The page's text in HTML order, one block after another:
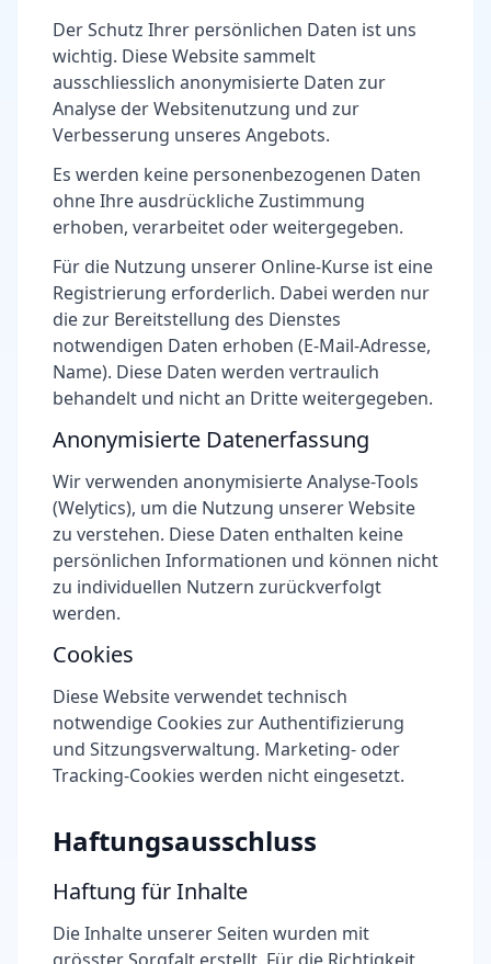
Der Schutz Ihrer persönlichen Daten ist uns
wichtig. Diese Website sammelt
ausschliesslich anonymisierte Daten zur
Analyse der Websitenutzung und zur
Verbesserung unseres Angebots.
Es werden keine personenbezogenen Daten
ohne Ihre ausdrückliche Zustimmung
erhoben, verarbeitet oder weitergegeben.
Für die Nutzung unserer Online-Kurse ist eine
Registrierung erforderlich. Dabei werden nur
die zur Bereitstellung des Dienstes
notwendigen Daten erhoben (E-Mail-Adresse,
Name). Diese Daten werden vertraulich
behandelt und nicht an Dritte weitergegeben.
Anonymisierte Datenerfassung
Wir verwenden anonymisierte Analyse-Tools
(Welytics), um die Nutzung unserer Website
zu verstehen. Diese Daten enthalten keine
persönlichen Informationen und können nicht
zu individuellen Nutzern zurückverfolgt
werden.
Cookies
Diese Website verwendet technisch
notwendige Cookies zur Authentifizierung
und Sitzungsverwaltung. Marketing- oder
Tracking-Cookies werden nicht eingesetzt.
Haftungsausschluss
Haftung für Inhalte
Die Inhalte unserer Seiten wurden mit